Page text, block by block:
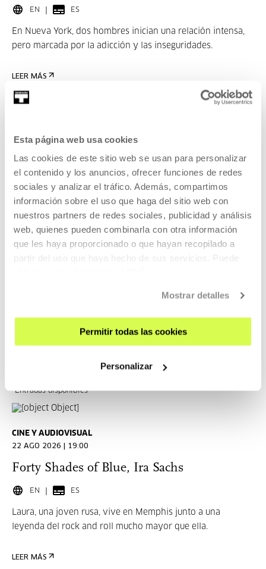
Esta página web usa cookies
Las cookies de este sitio web se usan para personalizar
el contenido y los anuncios, ofrecer funciones de redes
sociales y analizar el tráfico. Además, compartimos
información sobre el uso que haga del sitio web con
nuestros partners de redes sociales, publicidad y análisis
web, quienes pueden combinarla con otra información
que les haya proporcionado o que hayan recopilado a
partir del uso que haya hecho de sus servicios. Puede
Mostrar detalles
Permitir todas las cookies
Personalizar
EN ES
En Nueva York, dos hombres inician una relación intensa,
pero marcada por la adicción y las inseguridades.
LEER MÁS
ENTRADAS
Entradas disponibles
CINE Y AUDIOVISUAL
15 AGO 2026 | 19:00
Married Life, Ira Sachs
EN ES
para que sufra cuando él la abandone.
Entradas disponibles
CINE Y AUDIOVISUAL
22 AGO 2026 | 19:00
Forty Shades of Blue, Ira Sachs
EN ES
Laura, una joven rusa, vive en Memphis junto a una
leyenda del rock and roll mucho mayor que ella.
LEER MÁS